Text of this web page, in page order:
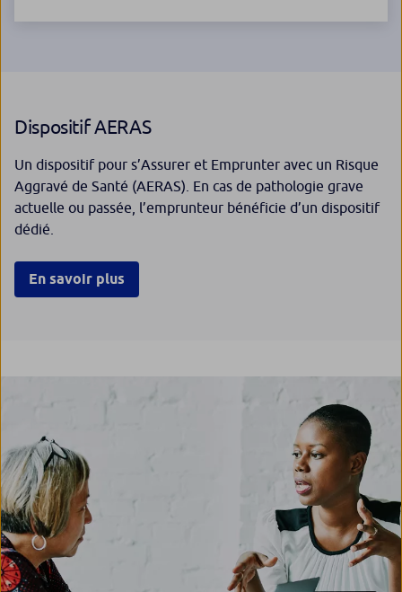
Dispositif AERAS
Un dispositif pour s’Assurer et Emprunter avec un Risque
Aggravé de Santé (AERAS). En cas de pathologie grave
actuelle ou passée, l’emprunteur bénéficie d’un dispositif
dédié.
En savoir plus